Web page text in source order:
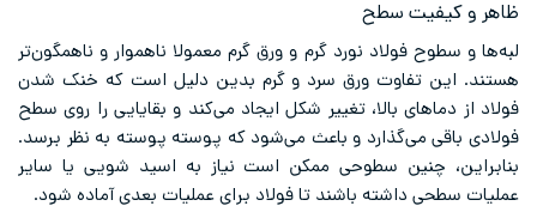
ظاهر و کیفیت سطح
لبه‌ها و سطوح فولاد نورد گرم و ورق گرم معمولا ناهموار و ناهمگون‌تر
هستند. این تفاوت ورق سرد و گرم بدین دلیل است که خنک شدن
فولاد از دماهای بالا، تغییر شکل ایجاد می‌کند و بقایایی را روی سطح
فولادی باقی می‌گذارد و باعث می‌شود که پوسته پوسته به نظر برسد.
بنابراین، چنین سطوحی ممکن است نیاز به اسید شویی یا سایر
عملیات سطحی داشته باشند تا فولاد برای عملیات بعدی آماده شود.